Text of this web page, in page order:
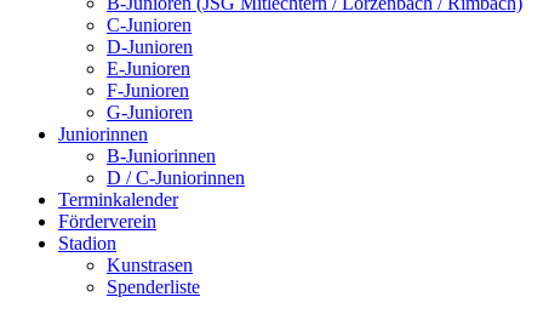
C-Junioren
D-Junioren
E-Junioren
F-Junioren
G-Junioren
Juniorinnen
B-Juniorinnen
D / C-Juniorinnen
Terminkalender
Förderverein
Stadion
Kunstrasen
Spenderliste